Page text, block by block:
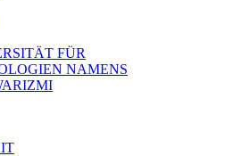
FÜR
NAMENS